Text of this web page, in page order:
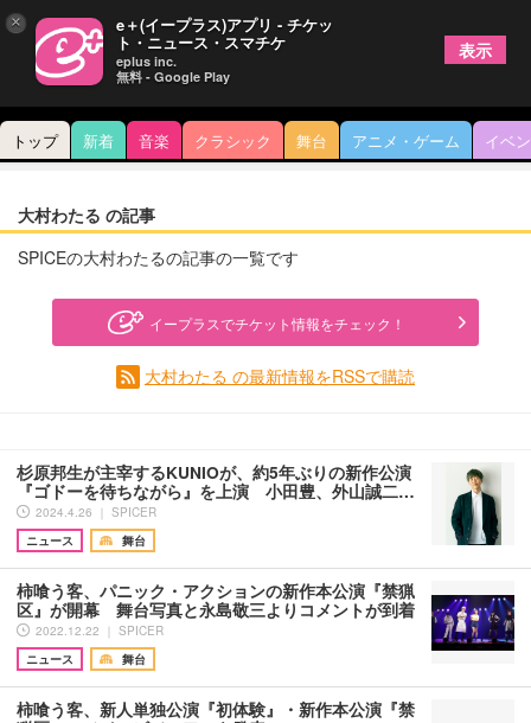
トップ 新着 音楽 クラシック 舞台 アニメ・ゲーム イベ
大村わたる の記事
SPICEの大村わたるの記事の一覧です
イープラスでチケット情報をチェック！
大村わたる の最新情報をRSSで購読
杉原邦生が主宰するKUNIOが、約5年ぶりの新作公演
『ゴドーを待ちながら』を上演 小田豊、外山誠二…
2024.4.26 ｜ SPICER
ニュース
舞台
柿喰う客、パニック・アクションの新作本公演『禁猟
区』が開幕 舞台写真と永島敬三よりコメントが到着
2022.12.22 ｜ SPICER
ニュース
舞台
柿喰う客、新人単独公演『初体験』・新作本公演『禁
× e＋(イープラス)アプリ - チケッ
ト・ニュース・スマチケ
eplus inc.
無料 - Google Play
表示